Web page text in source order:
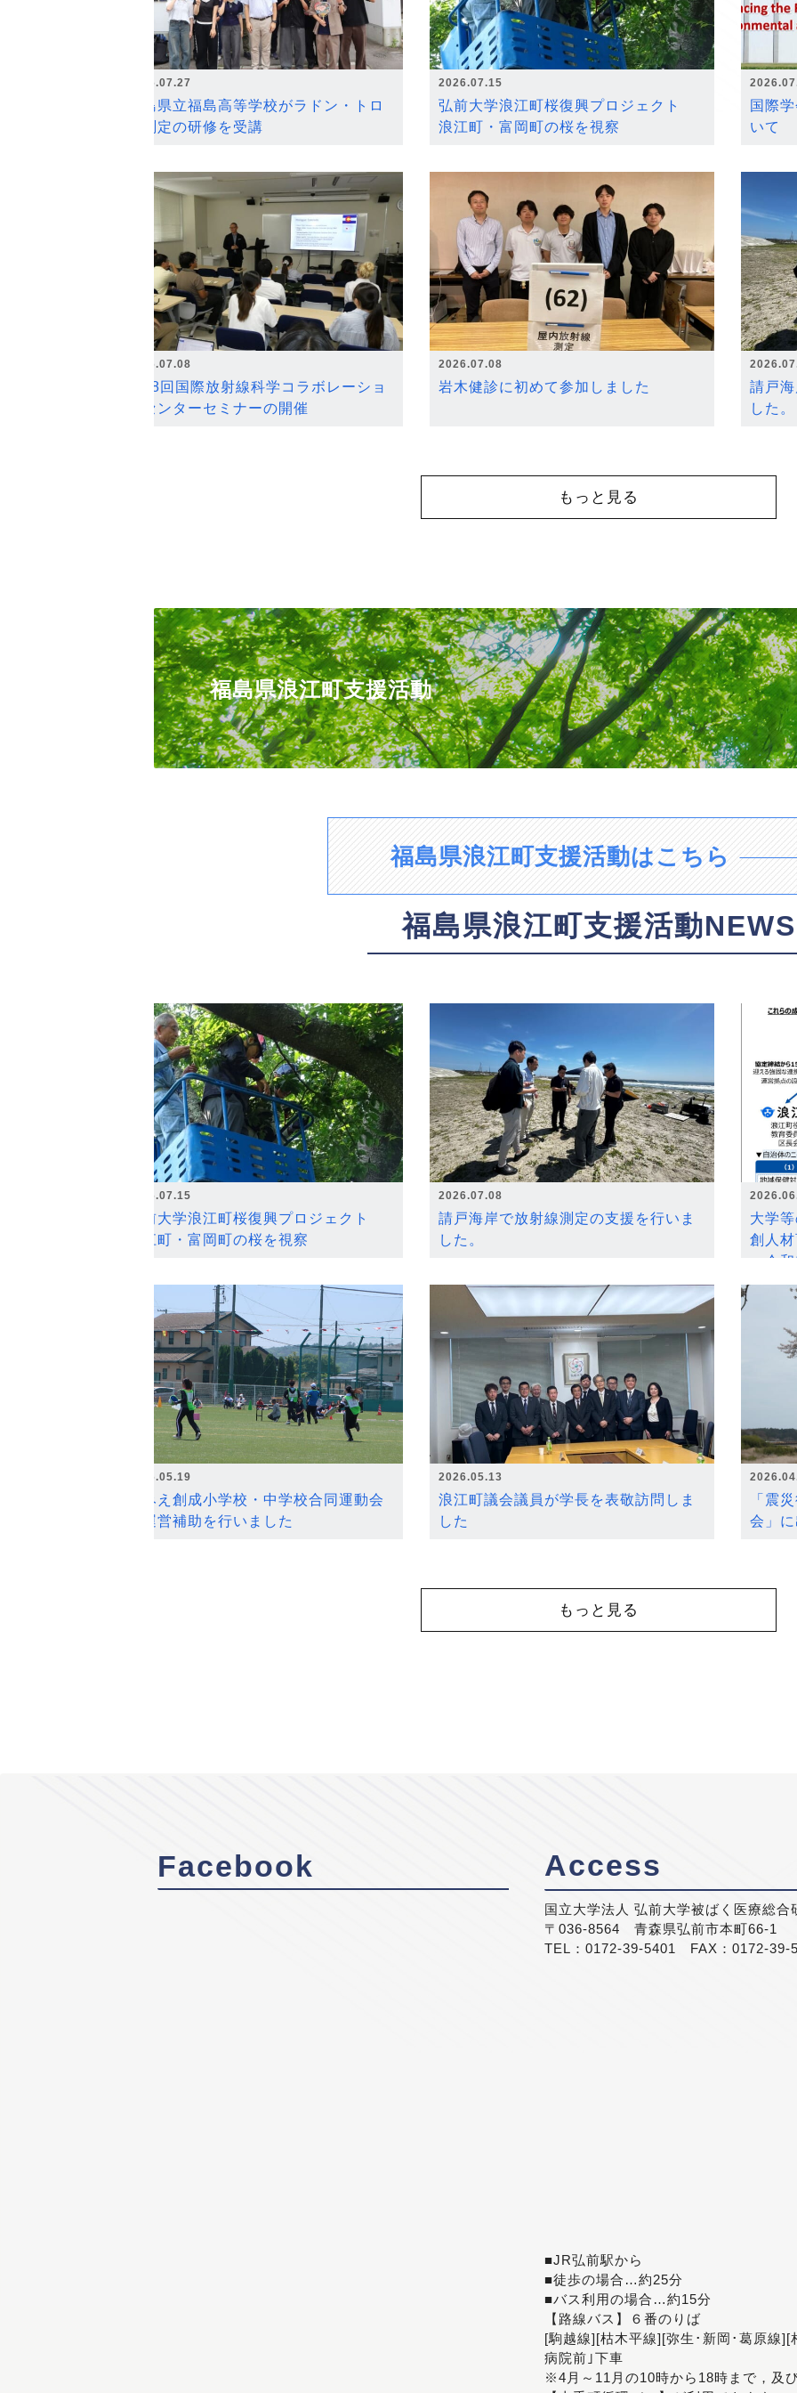
2026.07.27
福島県立福島高等学校がラドン・トロ
ン測定の研修を受講
2026.07.15
弘前大学浪江町桜復興プロジェクト
浪江町・富岡町の桜を視察
国際
いて
2026.07.08
第18回国際放射線科学コラボレーショ
ンセンターセミナーの開催
2026.07.08
岩木健診に初めて参加しました
請戸
した。
もっと見る
福島県浪江町支援活動
福島県浪江町支援活動はこちら
福島県浪江町支援活動NEWS
2026.07.15
弘前大学浪江町桜復興プロジェクト
浪江町・富岡町の桜を視察
2026.07.08
請戸海岸で放射線測定の支援を行いま
した。
大学
創人
～令
2026.05.19
なみえ創成小学校・中学校合同運動会
の運営補助を行いました
2026.05.13
浪江町議会議員が学長を表敬訪問しま
した
「震
会」
もっと見る
Facebook Access
国立大学法人 弘前大学被ばく医療総合
〒036-8564 青森県弘前市本町66-1
TEL：0172-39-5401 FAX：0172-39-
■JR弘前駅から
■徒歩の場合…約25分
■バス利用の場合…約15分
【路線バス】６番のりば
[駒越線][枯木平線][弥生･新岡･葛原線
病院前｣下車
※4月～11月の10時から18時まで，及